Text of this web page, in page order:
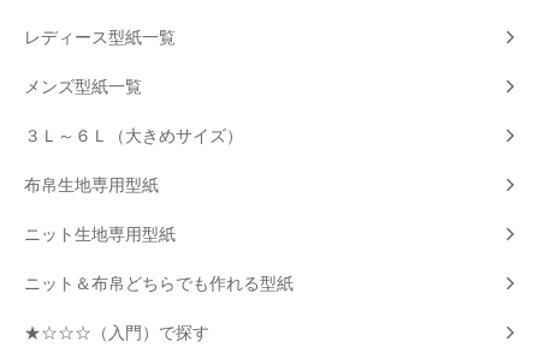
レディース型紙一覧
メンズ型紙一覧
３Ｌ～６Ｌ（大きめサイズ）
布帛生地専用型紙
ニット生地専用型紙
ニット＆布帛どちらでも作れる型紙
★☆☆☆（入門）で探す